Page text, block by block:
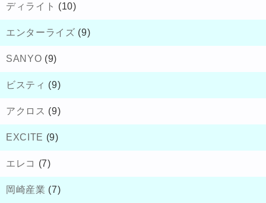
ディライト (10)
エンターライズ (9)
SANYO (9)
ビスティ (9)
アクロス (9)
EXCITE (9)
エレコ (7)
岡崎産業 (7)